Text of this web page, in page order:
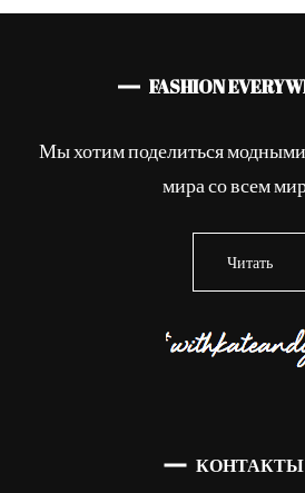
FASHION
Мы хотим поделиться
мира со всем
Читать
КОНТАКТЫ